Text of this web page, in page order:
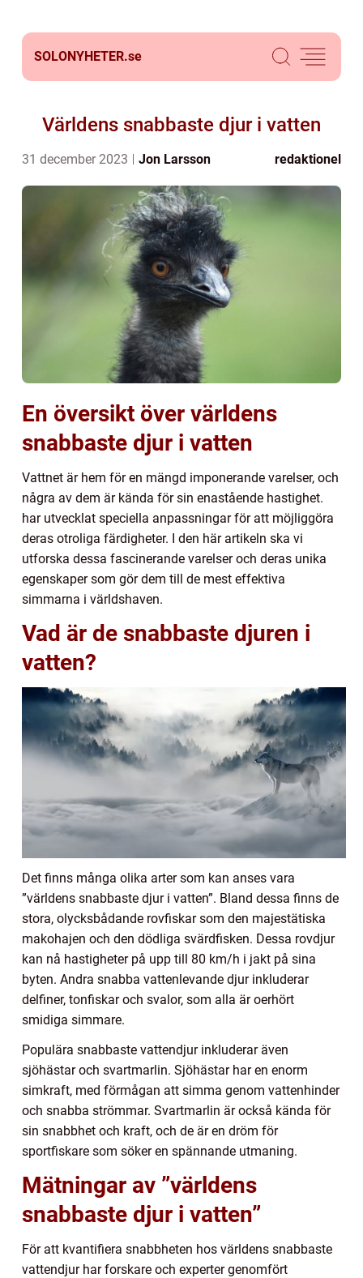
SOLONYHETER.se
Världens snabbaste djur i vatten
31 december 2023 Jon Larsson redaktionel
En översikt över världens
snabbaste djur i vatten
Vattnet är hem för en mängd imponerande varelser, och
några av dem är kända för sin enastående hastighet.
har utvecklat speciella anpassningar för att möjliggöra
deras otroliga färdigheter. I den här artikeln ska vi
utforska dessa fascinerande varelser och deras unika
egenskaper som gör dem till de mest effektiva
simmarna i världshaven.
Vad är de snabbaste djuren i
vatten?
Det finns många olika arter som kan anses vara
”världens snabbaste djur i vatten”. Bland dessa finns de
stora, olycksbådande rovfiskar som den majestätiska
makohajen och den dödliga svärdfisken. Dessa rovdjur
kan nå hastigheter på upp till 80 km/h i jakt på sina
byten. Andra snabba vattenlevande djur inkluderar
delfiner, tonfiskar och svalor, som alla är oerhört
smidiga simmare.
Populära snabbaste vattendjur inkluderar även
sjöhästar och svartmarlin. Sjöhästar har en enorm
simkraft, med förmågan att simma genom vattenhinder
och snabba strömmar. Svartmarlin är också kända för
sin snabbhet och kraft, och de är en dröm för
sportfiskare som söker en spännande utmaning.
Mätningar av ”världens
snabbaste djur i vatten”
För att kvantifiera snabbheten hos världens snabbaste
vattendjur har forskare och experter genomfört